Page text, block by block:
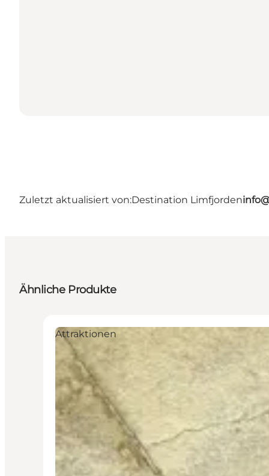
Zuletzt aktualisiert von:Destination Limfjorden
Ähnliche Produkte
Attraktionen